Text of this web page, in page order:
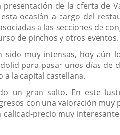
de la oferta de
ocasión a cargo del
a las secciones de
de pinchos y otros eventos.
muy intensas, hoy aún
para pasar unos días de
la capital castellana.
un gran salto. En este
con una valoración muy
precio muy